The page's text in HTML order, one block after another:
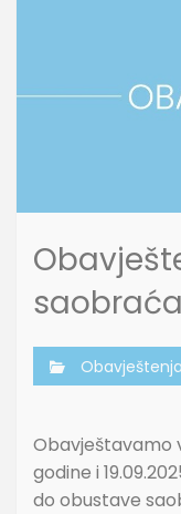
Obavještenja
Obavještavamo
godine i
do obustave